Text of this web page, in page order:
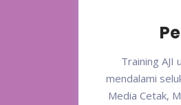
Training AJI
mendalami
Media Cetak,